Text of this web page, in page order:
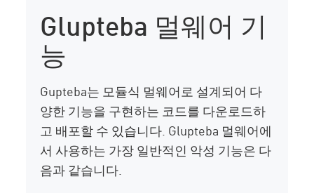
Glupteba 멀웨어 기
능
Gupteba는 모듈식 멀웨어로 설계되어 다
양한 기능을 구현하는 코드를 다운로드하
고 배포할 수 있습니다. Glupteba 멀웨어에
서 사용하는 가장 일반적인 악성 기능은 다
음과 같습니다.